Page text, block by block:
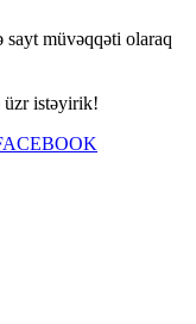
sayt müvəqqəti olaraq
üzr istəyirik!